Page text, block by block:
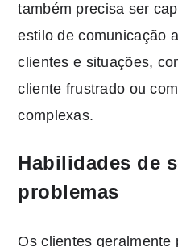
também precisa ser
estilo de comunicação
clientes e situações,
cliente frustrado ou
complexas.
Habilidades de
problemas
Os clientes geralmente